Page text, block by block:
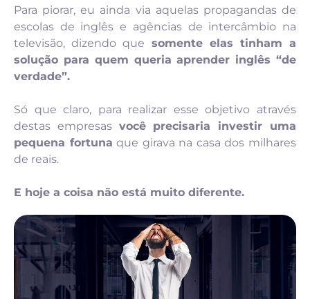
Para piorar, eu ainda via aquelas propagandas de
escolas de inglês e agências de intercâmbio na
televisão, dizendo que somente elas tinham a
solução para quem queria aprender inglês “de
verdade”.
Só que claro, para realizar esse objetivo através
destas empresas você precisaria investir uma
pequena fortuna que girava na casa dos milhares
de reais.
E hoje a coisa não está muito diferente.